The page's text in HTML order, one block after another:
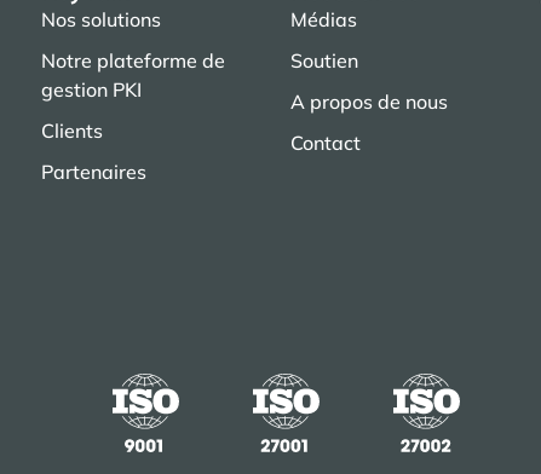
Nos solutions
Notre plateforme de
gestion PKI
Clients
Partenaires
Médias
Soutien
A propos de nous
Contact